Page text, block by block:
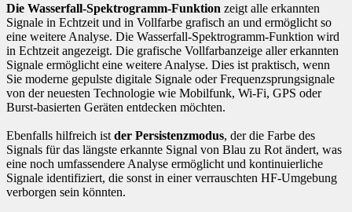
Die Wasserfall-Spektrogramm-Funktion zeigt alle erkannten
Signale in Echtzeit und in Vollfarbe grafisch an und ermöglicht so
eine weitere Analyse. Die Wasserfall-Spektrogramm-Funktion wird
in Echtzeit angezeigt. Die grafische Vollfarbanzeige aller erkannten
Signale ermöglicht eine weitere Analyse. Dies ist praktisch, wenn
Sie moderne gepulste digitale Signale oder Frequenzsprungsignale
von der neuesten Technologie wie Mobilfunk, Wi-Fi, GPS oder
Burst-basierten Geräten entdecken möchten.
Ebenfalls hilfreich ist der Persistenzmodus, der die Farbe des
Signals für das längste erkannte Signal von Blau zu Rot ändert, was
eine noch umfassendere Analyse ermöglicht und kontinuierliche
Signale identifiziert, die sonst in einer verrauschten HF-Umgebung
verborgen sein könnten.